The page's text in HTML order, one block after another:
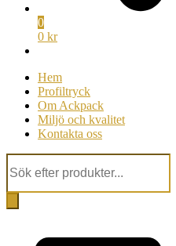
0
0 kr
Hem
Profiltryck
Om Ackpack
Miljö och kvalitet
Kontakta oss
Products
search